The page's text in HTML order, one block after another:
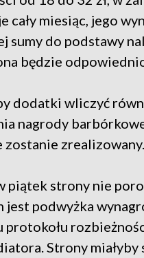
cały miesiąc, jego
sumy do podstawy
będzie
dodatki wliczyć
nagrody
zrealizowany.
piątek strony nie
podwyżka
Strony miałyby